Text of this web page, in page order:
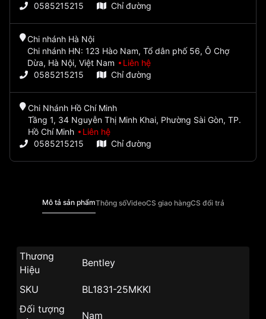
0585215215
Chỉ đường
Chi nhánh Hà Nội
Chi nhánh HN: 123 Hào Nam, Tổ dân phố 56, Ô Chợ
Dừa, Hà Nội, Việt Nam
Liên hệ
0585215215
Chỉ đường
Chi Nhánh Hồ Chí Minh
Tầng 1, 34 Nguyễn Thị Minh Khai, Phường Sài Gòn, TP.
Hồ Chí Minh
Liên hệ
0585215215
Chỉ đường
Mô tả sản phẩmThông sốVideoCS giao hàngCS đổi trả
Thương
Hiệu
Bentley
SKU
BL1831-25MKKI
Đối tượng
Nam